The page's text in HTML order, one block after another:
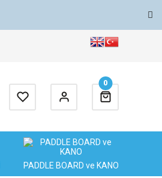
0
PADDLE BOARD ve KANO